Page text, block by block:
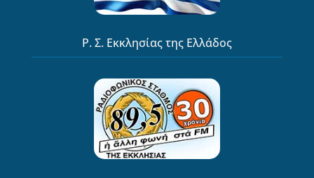
Ρ. Σ. Εκκλησίας της Ελλάδος